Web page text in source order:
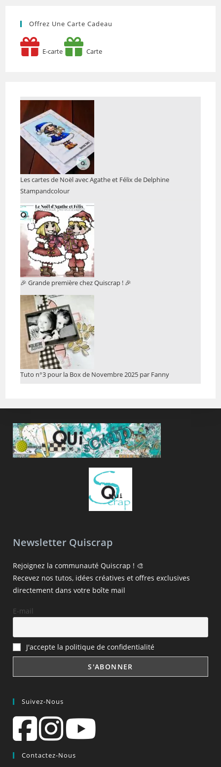
Offrez Une Carte Cadeau
E-carte Carte
Les cartes de Noël avec Agathe et Félix de Delphine
Stampandcolour
🎉 Grande première chez Quiscrap ! 🎉
Tuto n°3 pour la Box de Novembre 2025 par Fanny
Newsletter Quiscrap
Rejoignez la communauté Quiscrap ! 🎨
Recevez nos tutos, idées créatives et offres exclusives
directement dans votre boîte mail
E-mail
J'accepte la politique de confidentialité
Suivez-Nous
Contactez-Nous